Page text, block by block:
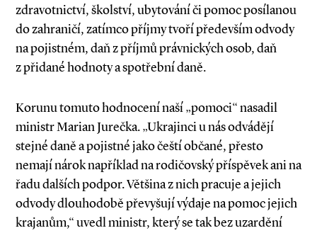
zdravotnictví, školství, ubytování či pomoc posílanou
do zahraničí, zatímco příjmy tvoří především odvody
na pojistném, daň z příjmů právnických osob, daň
z přidané hodnoty a spotřební daně.
Korunu tomuto hodnocení naší „­­pomoci“ nasadil
ministr Marian Jurečka. „Ukrajinci u nás odvádějí
stejné daně a pojistné jako čeští občané, přesto
nemají nárok například na rodičovský příspěvek ani na
řadu dalších podpor. Většina z nich pracuje a jejich
odvody dlouhodobě převyšují výdaje na pomoc jejich
krajanům,“ uvedl ministr, který se tak bez uzardění